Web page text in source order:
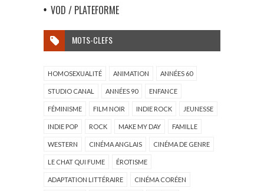
VOD / PLATEFORME
MOTS-CLEFS
HOMOSEXUALITÉ ANIMATION ANNÉES 60
STUDIO CANAL ANNÉES 90 ENFANCE
FÉMINISME FILM NOIR INDIE ROCK JEUNESSE
INDIE POP ROCK MAKE MY DAY FAMILLE
WESTERN CINÉMA ANGLAIS CINÉMA DE GENRE
LE CHAT QUI FUME ÉROTISME
ADAPTATION LITTÉRAIRE CINÉMA CORÉEN